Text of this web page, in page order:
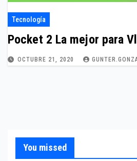
Tecnología
Pocket 2 La mejor para
OCTUBRE 21, 2020
You missed